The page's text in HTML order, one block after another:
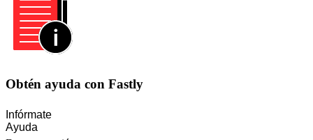
Obtén ayuda con Fastly
Infórmate
Ayuda